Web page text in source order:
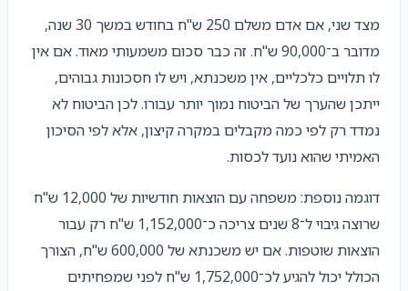
מצד שני, אם אדם משלם 250 ש"ח בחודש במשך 30 שנה,
מדובר ב־90,000 ש"ח. זה כבר סכום משמעותי מאוד. אם אין
לו תלויים כלכליים, אין משכנתא, ויש לו חסכונות גבוהים,
ייתכן שהערך של הביטוח נמוך יותר עבורו. לכן הביטוח לא
נמדד רק לפי כמה מקבלים במקרה קיצון, אלא לפי הסיכון
האמיתי שהוא נועד לכסות.
דוגמה נוספת: משפחה עם הוצאות חודשיות של 12,000 ש"ח
שרוצה גיבוי ל־8 שנים צריכה כ־1,152,000 ש"ח רק עבור
הוצאות שוטפות. אם יש משכנתא של 600,000 ש"ח, הצורך
הכולל יכול להגיע לכ־1,752,000 ש"ח לפני שמפחיתים